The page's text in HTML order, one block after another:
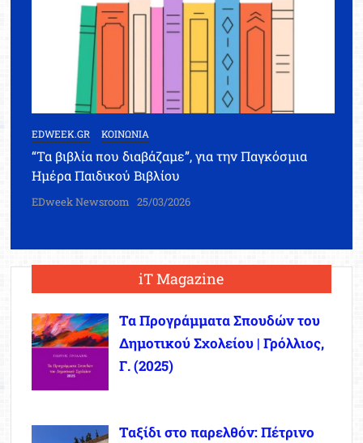
EDWEEK.GR ΚΟΙΝΩΝΙΑ
“Τα βιβλία που διαβάζαμε”, για την Παγκόσμια
Ημέρα Παιδικού Βιβλίου
EDweek Newsroom 25/03/2026
iT Magazine
Τα Προγράμματα Σπουδών του
Δημοτικού Σχολείου | Γρόλλιος,
Γ. (2025)
Ταξίδι στο παρελθόν: Πέτρινο